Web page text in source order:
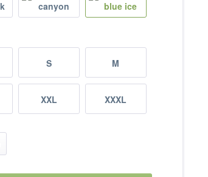
S M
XXL XXXL